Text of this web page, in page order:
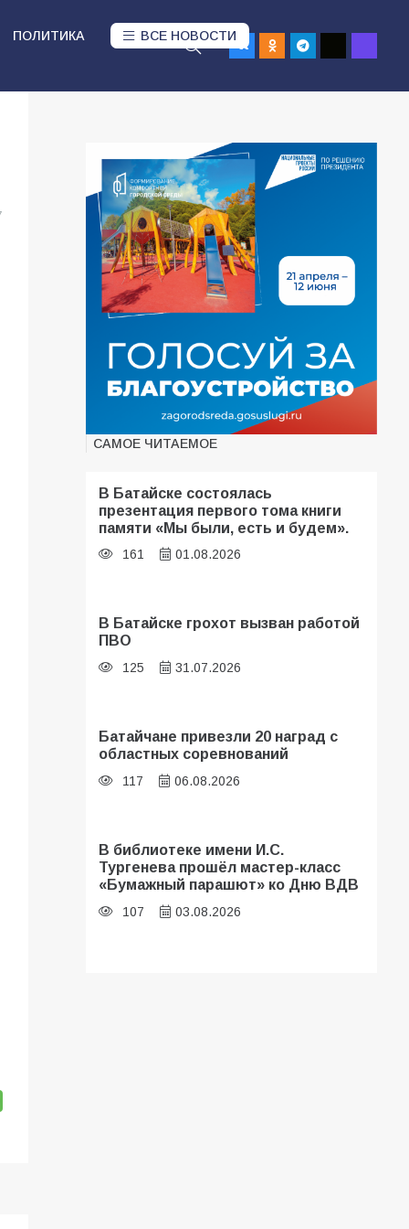
ПОЛИТИКА ВСЕ НОВОСТИ
САМОЕ ЧИТАЕМОЕ
В Батайске состоялась
презентация первого тома книги
памяти «Мы были, есть и будем».
161 01.08.2026
В Батайске грохот вызван работой
ПВО
125 31.07.2026
Батайчане привезли 20 наград с
областных соревнований
117 06.08.2026
В библиотеке имени И.С.
Тургенева прошёл мастер-класс
«Бумажный парашют» ко Дню ВДВ
107 03.08.2026